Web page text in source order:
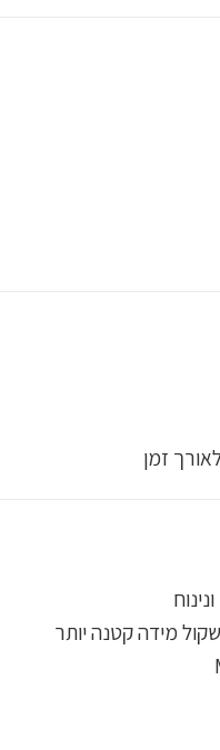
זמן
מידה קטנה יותר